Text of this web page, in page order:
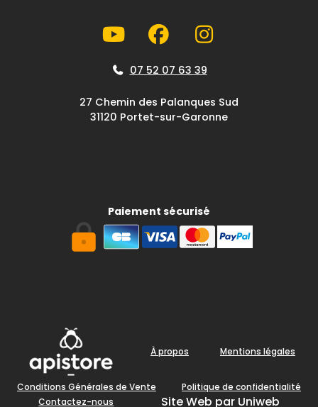
07 52 07 63 39
27 Chemin des Palanques Sud
31120 Portet-sur-Garonne
Paiement sécurisé
À propos Mentions légales
Conditions Générales de Vente
Politique de confidentialité
Contactez-nous
Site Web par Uniweb